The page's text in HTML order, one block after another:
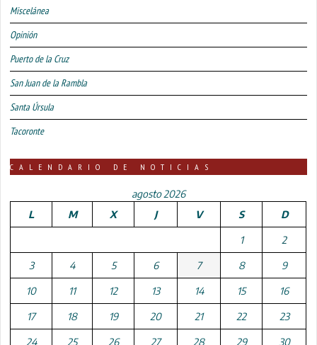
Miscelánea
Opinión
Puerto de la Cruz
San Juan de la Rambla
Santa Úrsula
Tacoronte
CALENDARIO DE NOTICIAS
agosto 2026
L
M X J V S D
1 2
3 4 5 6 7 8 9
10 11 12 13 14 15 16
17 18 19 20 21 22 23
24 25 26 27 28 29 30